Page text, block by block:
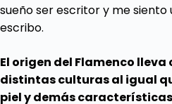
sueño ser escritor y me siento
escribo.
El origen del Flamenco
distintas culturas al igual
piel y demás